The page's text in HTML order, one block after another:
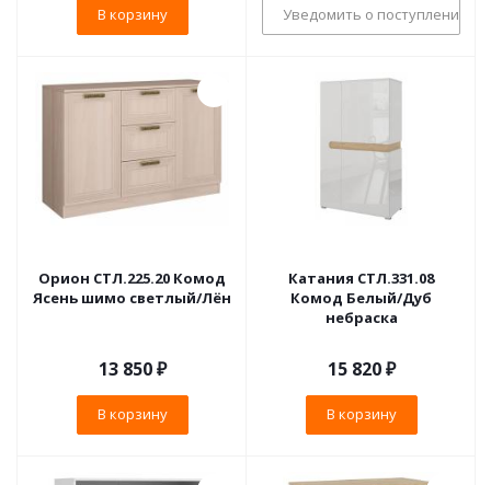
В корзину Уведомить о поступлении
Орион СТЛ.225.20 Комод
Ясень шимо светлый/Лён
13 850₽
В корзину
Катания СТЛ.331.08
Комод Белый/Дуб
небраска
15 820₽
В корзину